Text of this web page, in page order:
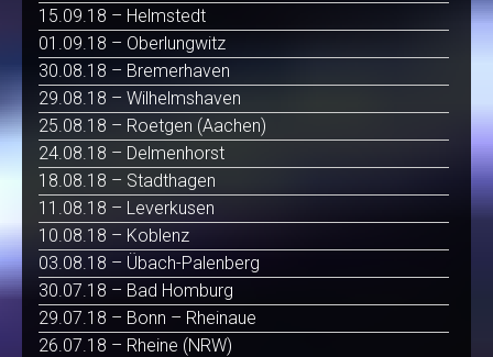
15.09.18 – Helmstedt
01.09.18 – Oberlungwitz
30.08.18 – Bremerhaven
29.08.18 – Wilhelmshaven
25.08.18 – Roetgen (Aachen)
24.08.18 – Delmenhorst
18.08.18 – Stadthagen
11.08.18 – Leverkusen
10.08.18 – Koblenz
03.08.18 – Übach-Palenberg
30.07.18 – Bad Homburg
29.07.18 – Bonn – Rheinaue
26.07.18 – Rheine (NRW)